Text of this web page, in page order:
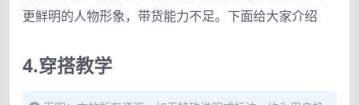
更鲜明的人物形象，带货能力不足。下面给大家介绍
4.穿搭教学